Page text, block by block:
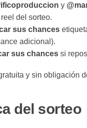
y
del sorteo.
sus chances
adicional).
sus chances si
y sin obligación
del sorteo